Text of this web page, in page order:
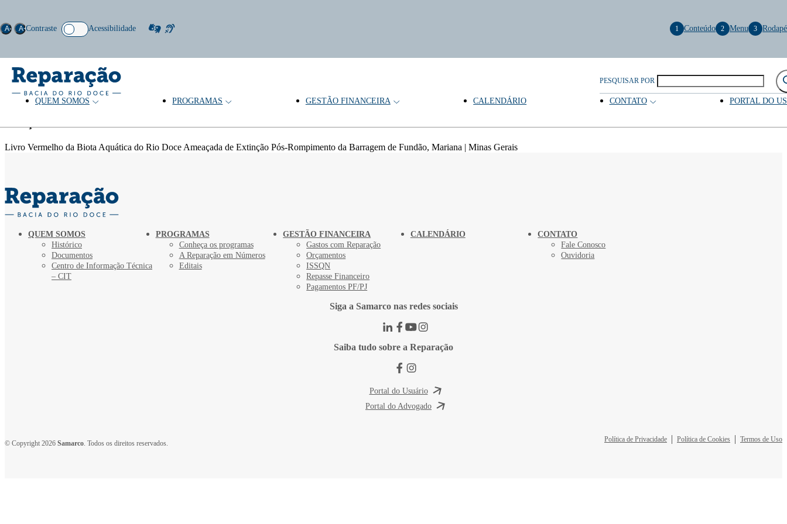
PESQUISAR POR
QUEM SOMOS PROGRAMAS GESTÃO FINANCEIRA CALENDÁRIO CONTATO PORTAL DO
Acessibilidade
A- A+Contraste 1 Conteúdo 2 Menu 3 Rodapé
Livro Vermelho da Biota Aquática do Rio Doce Ameaçada de Extinção Pós-Rompimento da Barragem de Fundão, Mariana | Minas Gerais
QUEM SOMOS
Histórico
Documentos
Centro de Informação Técnica
– CIT
PROGRAMAS
Conheça os programas
A Reparação em Números
Editais
GESTÃO FINANCEIRA
Gastos com Reparação
Orçamentos
ISSQN
Repasse Financeiro
Pagamentos PF/PJ
CALENDÁRIO
CONTATO
Fale Conosco
Ouvidoria
Siga a Samarco nas redes sociais
Saiba tudo sobre a Reparação
Portal do Usuário
Portal do Advogado
© Copyright 2026 Samarco . Todos os direitos reservados. Política de Privacidade Política de Cookies Termos de Uso